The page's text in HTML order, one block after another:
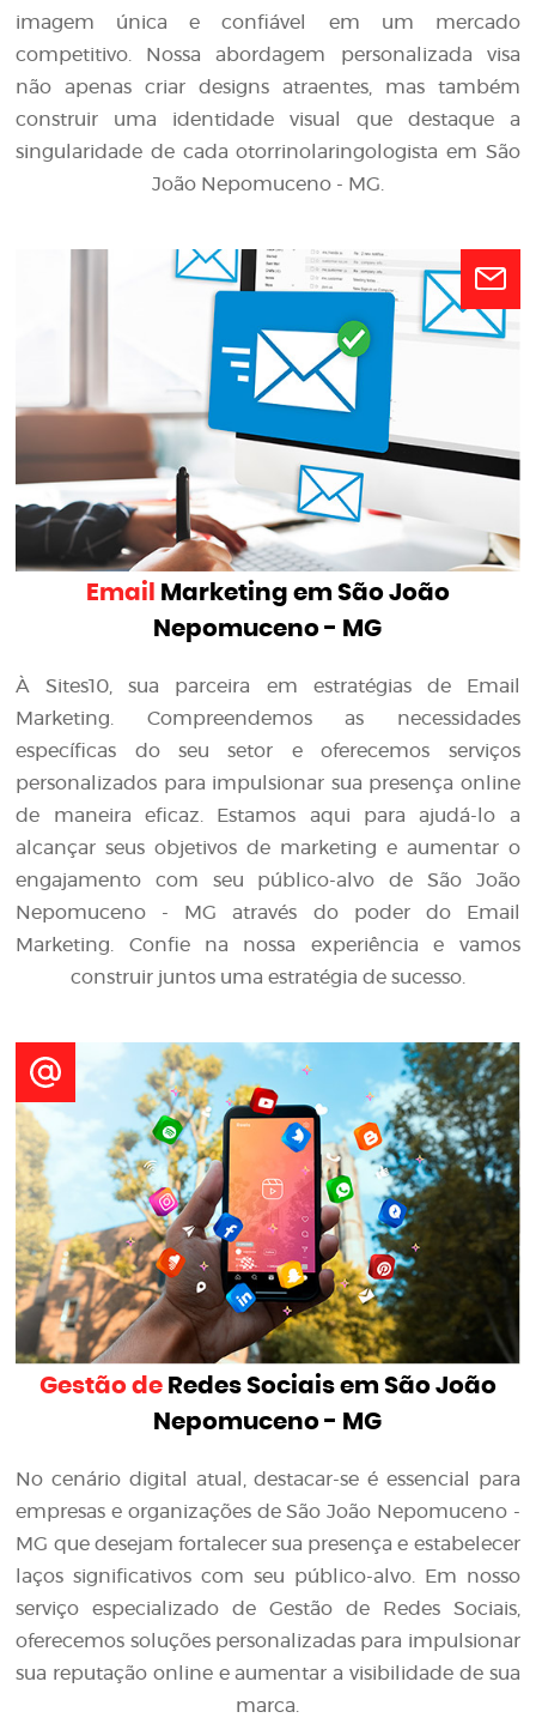
imagem única e confiável em um mercado
competitivo. Nossa abordagem personalizada visa
não apenas criar designs atraentes, mas também
construir uma identidade visual que destaque a
singularidade de cada otorrinolaringologista em São
João Nepomuceno - MG.
Email
Marketing em São João
Nepomuceno - MG
À Sites10, sua parceira em estratégias de Email
Marketing. Compreendemos as necessidades
específicas do seu setor e oferecemos serviços
personalizados para impulsionar sua presença online
de maneira eficaz. Estamos aqui para ajudá-lo a
alcançar seus objetivos de marketing e aumentar o
engajamento com seu público-alvo de São João
Nepomuceno - MG através do poder do Email
Marketing. Confie na nossa experiência e vamos
construir juntos uma estratégia de sucesso.
Gestão deRedes Sociais em São João
Nepomuceno - MG
No cenário digital atual, destacar-se é essencial para
empresas e organizações de São João Nepomuceno -
MG que desejam fortalecer sua presença e estabelecer
laços significativos com seu público-alvo. Em nosso
serviço especializado de Gestão de Redes Sociais,
oferecemos soluções personalizadas para impulsionar
sua reputação online e aumentar a visibilidade de sua
marca.